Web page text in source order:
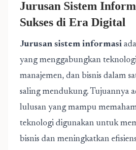
Jurusan Sistem
Sukses di Era Digital
Jurusan sistem informasi
yang menggabungkan
manajemen, dan bisnis dalam
saling mendukung. Tujuannya
lulusan yang mampu
teknologi digunakan untuk
bisnis dan meningkatkan